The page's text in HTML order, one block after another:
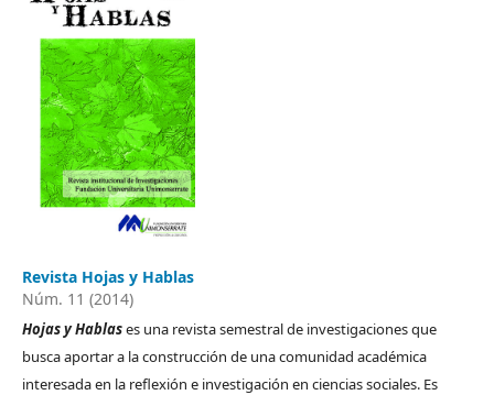
Revista Hojas y Hablas
Núm. 11 (2014)
Hojas y Hablases una revista semestral de investigaciones que
busca aportar a la construcción de una comunidad académica
interesada en la reflexión e investigación en ciencias sociales. Es